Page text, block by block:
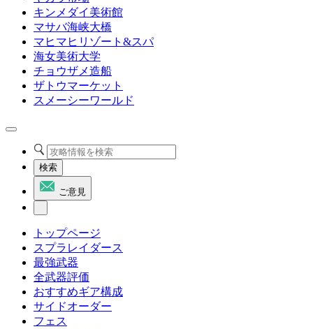
キンメダイ美術館
マサバ海峡大橋
マヒマヒリゾート&スパ
海女美術大学
チョウザメ造船
ザトウマーケット
スメーシーワールド
検索
ご意見
トップページ
スプラレイダース
最強武器
全武器評価
おすすめギア構成
サイドオーダー
フェス